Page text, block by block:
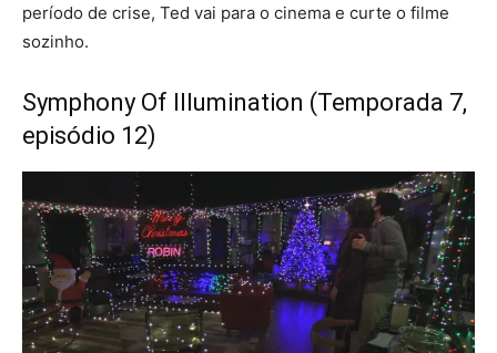
período de crise, Ted vai para o cinema e curte o filme
sozinho.
Symphony Of Illumination (Temporada 7,
episódio 12)